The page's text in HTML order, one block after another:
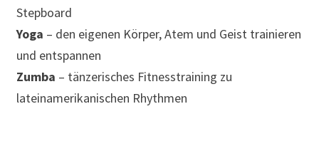
Stepboard
Yoga – den eigenen Körper, Atem und Geist trainieren
und entspannen
Zumba – tänzerisches Fitnesstraining zu
lateinamerikanischen Rhythmen